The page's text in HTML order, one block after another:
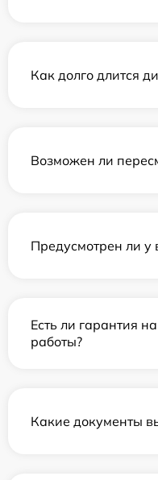
Как долго длится
Возможен ли
Предусмотрен ли у
Есть ли гарантия
работы?
Какие документы